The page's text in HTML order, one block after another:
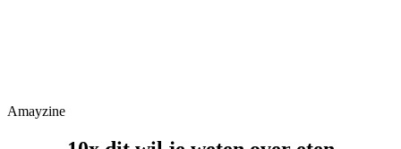
Amayzine